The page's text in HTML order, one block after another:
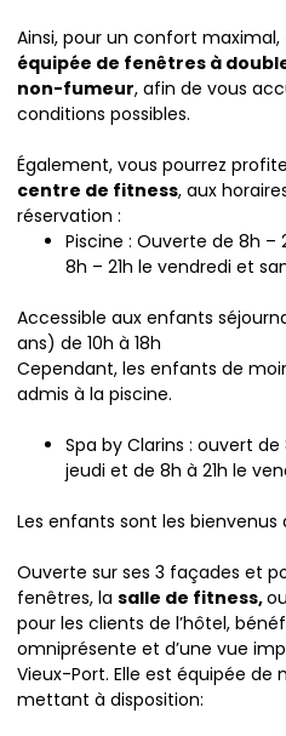
Ainsi, pour un confort maximal,
équipée de fenêtres à
non-fumeur, afin de vous
conditions possibles.
Également, vous pourrez
centre de fitness, aux
réservation :
Piscine : Ouverte de 8h
8h – 21h le vendredi et
Accessible aux enfants
ans) de 10h à 18h
Cependant, les enfants de
admis à la piscine.
Spa by Clarins : ouvert
jeudi et de 8h à 21h le
Les enfants sont les bienvenus
Ouverte sur ses 3 façades et
fenêtres, la salle de fitness,
pour les clients de l’hôtel,
omniprésente et d’une vue
Vieux-Port. Elle est équipée de
mettant à disposition: